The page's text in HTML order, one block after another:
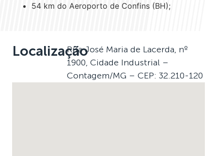
54 km do Aeroporto de Confins (BH);
LocalizaçãoRua José Maria de Lacerda, nº
1900, Cidade Industrial –
Contagem/MG – CEP: 32.210-120